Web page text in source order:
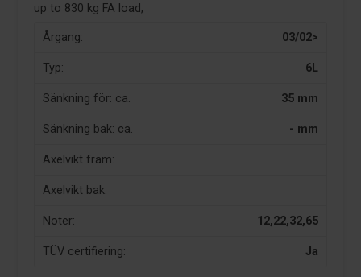
up to 830 kg FA load,
Årgang: 03/02>
Typ: 6L
Sänkning för: ca. 35 mm
Sänkning bak: ca. - mm
Axelvikt fram:
Axelvikt bak:
Noter: 12,22,32,65
TÜV certifiering: Ja